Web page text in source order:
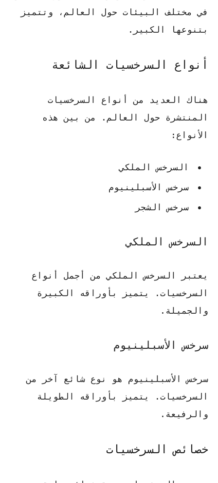
في مختلف البيئات حول العالم، وتتميز
بتنوعها الكبير.
أنواع السرخسيات الشائعة
هناك العديد من أنواع السرخسيات
المنتشرة حول العالم. من بين هذه
الأنواع:
السرخس الملكي
سرخس الأسبلينيوم
سرخس الشجر
السرخس الملكي
يعتبر السرخس الملكي من أجمل أنواع
السرخسيات. يتميز بأوراقه الكبيرة
والجميلة.
سرخس الأسبلينيوم
سرخس الأسبلينيوم هو نوع شائع آخر من
السرخسيات. يتميز بأوراقه الطويلة
والرفيعة.
خصائص السرخسيات